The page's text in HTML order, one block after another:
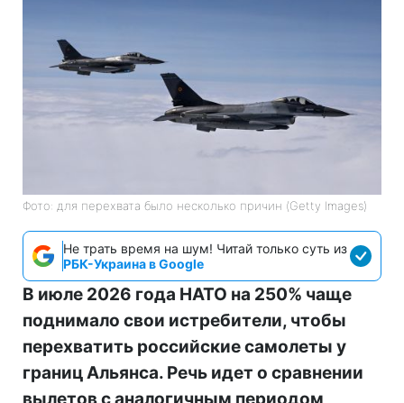
Фото: для перехвата было несколько причин (Getty Images)
Не трать время на шум! Читай только суть из
РБК-Украина в Google
В июле 2026 года НАТО на 250% чаще
поднимало свои истребители, чтобы
перехватить российские самолеты у
границ Альянса. Речь идет о сравнении